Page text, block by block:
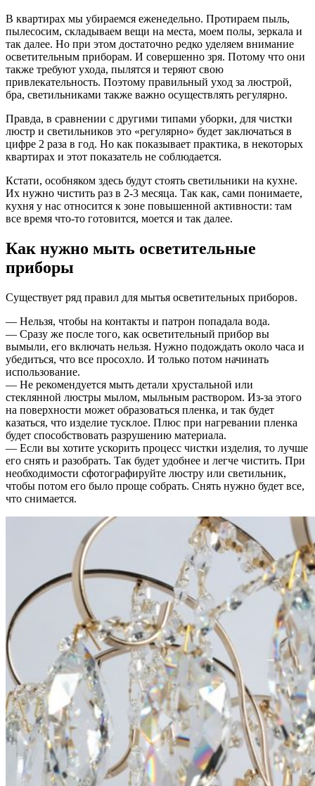
В квартирах мы убираемся еженедельно. Протираем пыль,
пылесосим, складываем вещи на места, моем полы, зеркала и
так далее. Но при этом достаточно редко уделяем внимание
осветительным приборам. И совершенно зря. Потому что они
также требуют ухода, пылятся и теряют свою
привлекательность. Поэтому правильный уход за люстрой,
бра, светильниками также важно осуществлять регулярно.
Правда, в сравнении с другими типами уборки, для чистки
люстр и светильников это «регулярно» будет заключаться в
цифре 2 раза в год. Но как показывает практика, в некоторых
квартирах и этот показатель не соблюдается.
Кстати, особняком здесь будут стоять светильники на кухне.
Их нужно чистить раз в 2-3 месяца. Так как, сами понимаете,
кухня у нас относится к зоне повышенной активности: там
все время что-то готовится, моется и так далее.
Как нужно мыть осветительные
приборы
Существует ряд правил для мытья осветительных приборов.
— Нельзя, чтобы на контакты и патрон попадала вода.
— Сразу же после того, как осветительный прибор вы
вымыли, его включать нельзя. Нужно подождать около часа и
убедиться, что все просохло. И только потом начинать
использование.
— Не рекомендуется мыть детали хрустальной или
стеклянной люстры мылом, мыльным раствором. Из-за этого
на поверхности может образоваться пленка, и так будет
казаться, что изделие тусклое. Плюс при нагревании пленка
будет способствовать разрушению материала.
— Если вы хотите ускорить процесс чистки изделия, то лучше
его снять и разобрать. Так будет удобнее и легче чистить. При
необходимости сфотографируйте люстру или светильник,
чтобы потом его было проще собрать. Снять нужно будет все,
что снимается.